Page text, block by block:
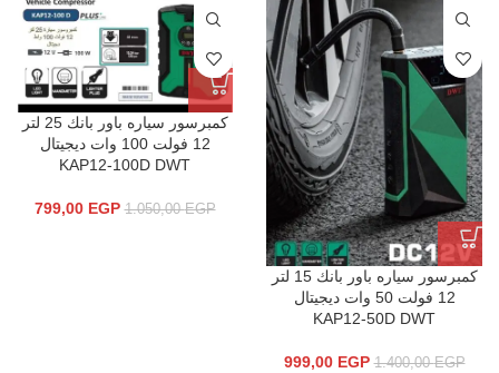
كمبرسور سياره باور بانك 15 لتر
12 فولت 50 وات ديجيتال
KAP12-50D DWT
1.400,00EGP
999,00 EGP
كمبرسور سياره باور بانك 25 لتر
12 فولت 100 وات ديجيتال
KAP12-100D DWT
1.050,00EGP
799,00 EGP